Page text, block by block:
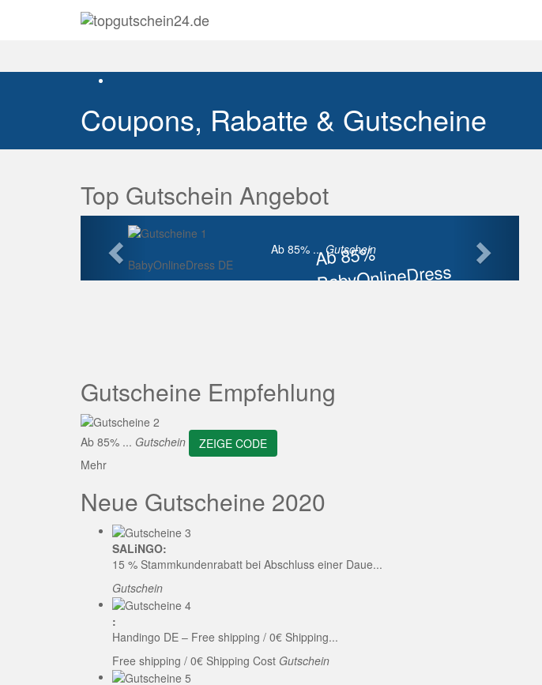
Coupons, Rabatte & Gutscheine
Top Gutschein Angebot
Ab 85%
BabyOnlineDress
Ab 85% ... Gutschein
BabyOnlineDress DE
Vorherige
Gutscheine Empfehlung
Ab 85% ... Gutschein
ZEIGE CODE
Mehr
Neue Gutscheine 2020
SALiNGO:
15 % Stammkundenrabatt bei Abschluss einer Daue...
Gutschein
:
Handingo DE – Free shipping / 0€ Shipping...
Free shipping / 0€ Shipping Cost Gutschein